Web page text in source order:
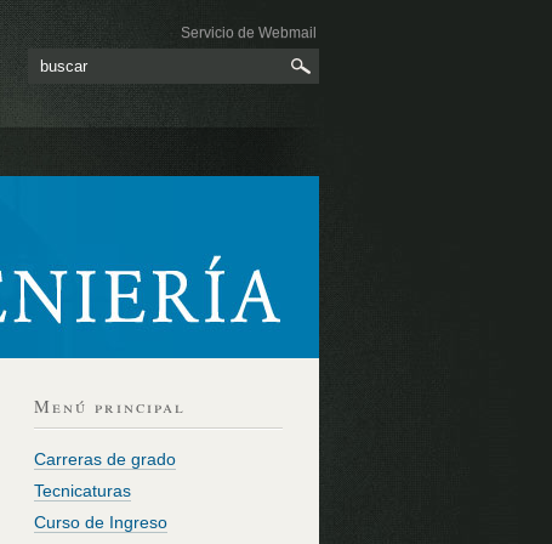
Servicio de Webmail
Menú principal
Carreras de grado
Tecnicaturas
Curso de Ingreso